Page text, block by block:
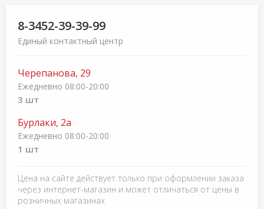
8-3452-39-39-99
Единый контактный центр
Черепанова, 29
Ежедневно 08:00-20:00
3 шт
Бурлаки, 2а
Ежедневно 08:00-20:00
1 шт
Цена на сайте действует только при оформлении заказа
через интернет-магазин и может отличаться от цены в
розничных магазинах